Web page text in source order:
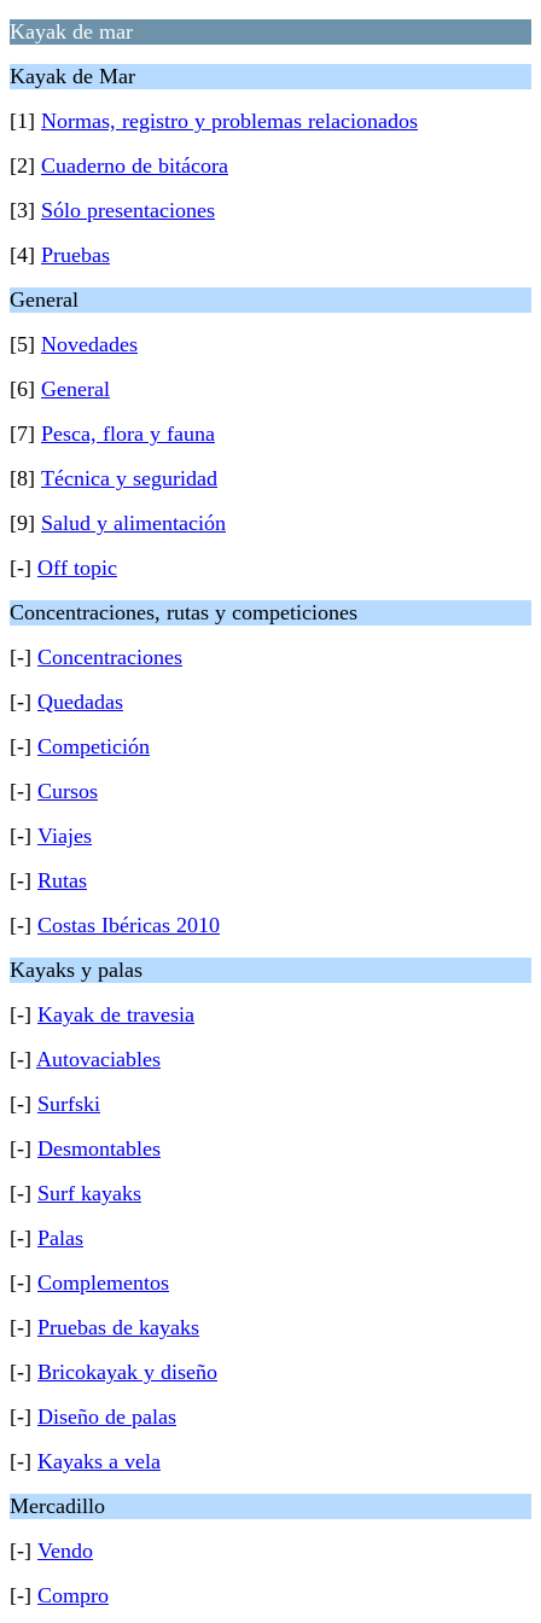
Kayak de mar
Kayak de Mar
[1] Normas, registro y problemas relacionados
[2] Cuaderno de bitácora
[3] Sólo presentaciones
[4] Pruebas
General
[5] Novedades
[6] General
[7] Pesca, flora y fauna
[8] Técnica y seguridad
[9] Salud y alimentación
[-] Off topic
Concentraciones, rutas y competiciones
[-] Concentraciones
[-] Quedadas
[-] Competición
[-] Cursos
[-] Viajes
[-] Rutas
[-] Costas Ibéricas 2010
Kayaks y palas
[-] Kayak de travesia
[-] Autovaciables
[-] Surfski
[-] Desmontables
[-] Surf kayaks
[-] Palas
[-] Complementos
[-] Pruebas de kayaks
[-] Bricokayak y diseño
[-] Diseño de palas
[-] Kayaks a vela
Mercadillo
[-] Vendo
[-] Compro